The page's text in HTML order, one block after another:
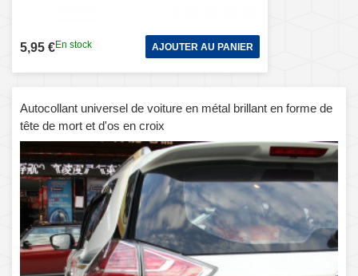
5,95 €En stock AJOUTER AU PANIER
Autocollant universel de voiture en métal brillant en forme de
tête de mort et d'os en croix